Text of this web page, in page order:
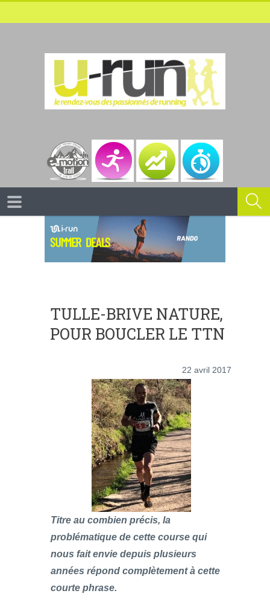
TULLE-BRIVE NATURE,
POUR BOUCLER LE TTN
22 avril 2017
Titre au combien précis, la
problématique de cette course qui
nous fait envie depuis plusieurs
années répond complètement à cette
courte phrase.